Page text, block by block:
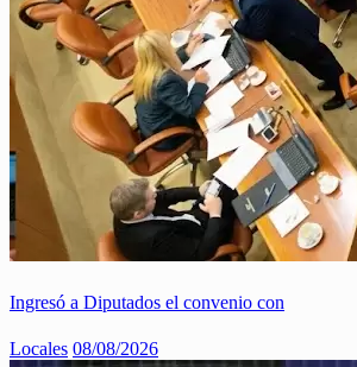
Ingresó a Diputados el convenio con
Locales 08/08/2026